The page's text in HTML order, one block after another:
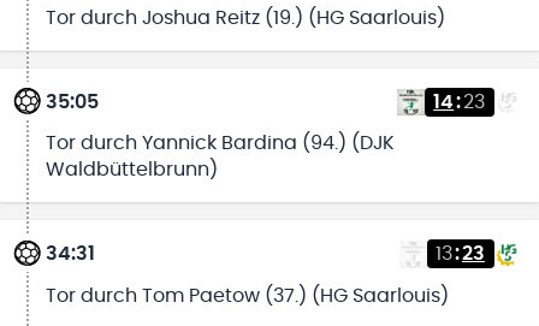
Tor durch Joshua Reitz (19.) (HG Saarlouis)
35:05 14:23
Tor durch Yannick Bardina (94.) (DJK
Waldbüttelbrunn)
34:31 13:23
Tor durch Tom Paetow (37.) (HG Saarlouis)